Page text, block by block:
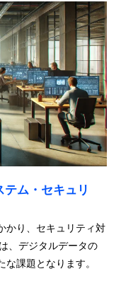
ム・セキュリ
かり、セキュリティ対
、デジタルデータの
課題となります。